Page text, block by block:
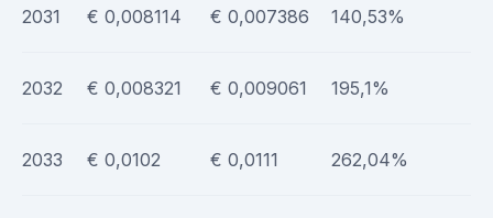
2031 € 0,008114 € 0,007386 140,53%
2032 € 0,008321 € 0,009061 195,1%
2033 € 0,0102 € 0,0111 262,04%